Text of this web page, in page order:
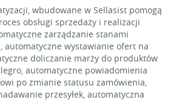
wbudowane w Sellasist pomogą
obsługi sprzedaży i realizacji
zarządzanie stanami
automatyczne wystawianie ofert na
doliczanie marży do produktów
automatyczne powiadomienia
po zmianie statusu zamówienia,
przesyłek, automatyczna